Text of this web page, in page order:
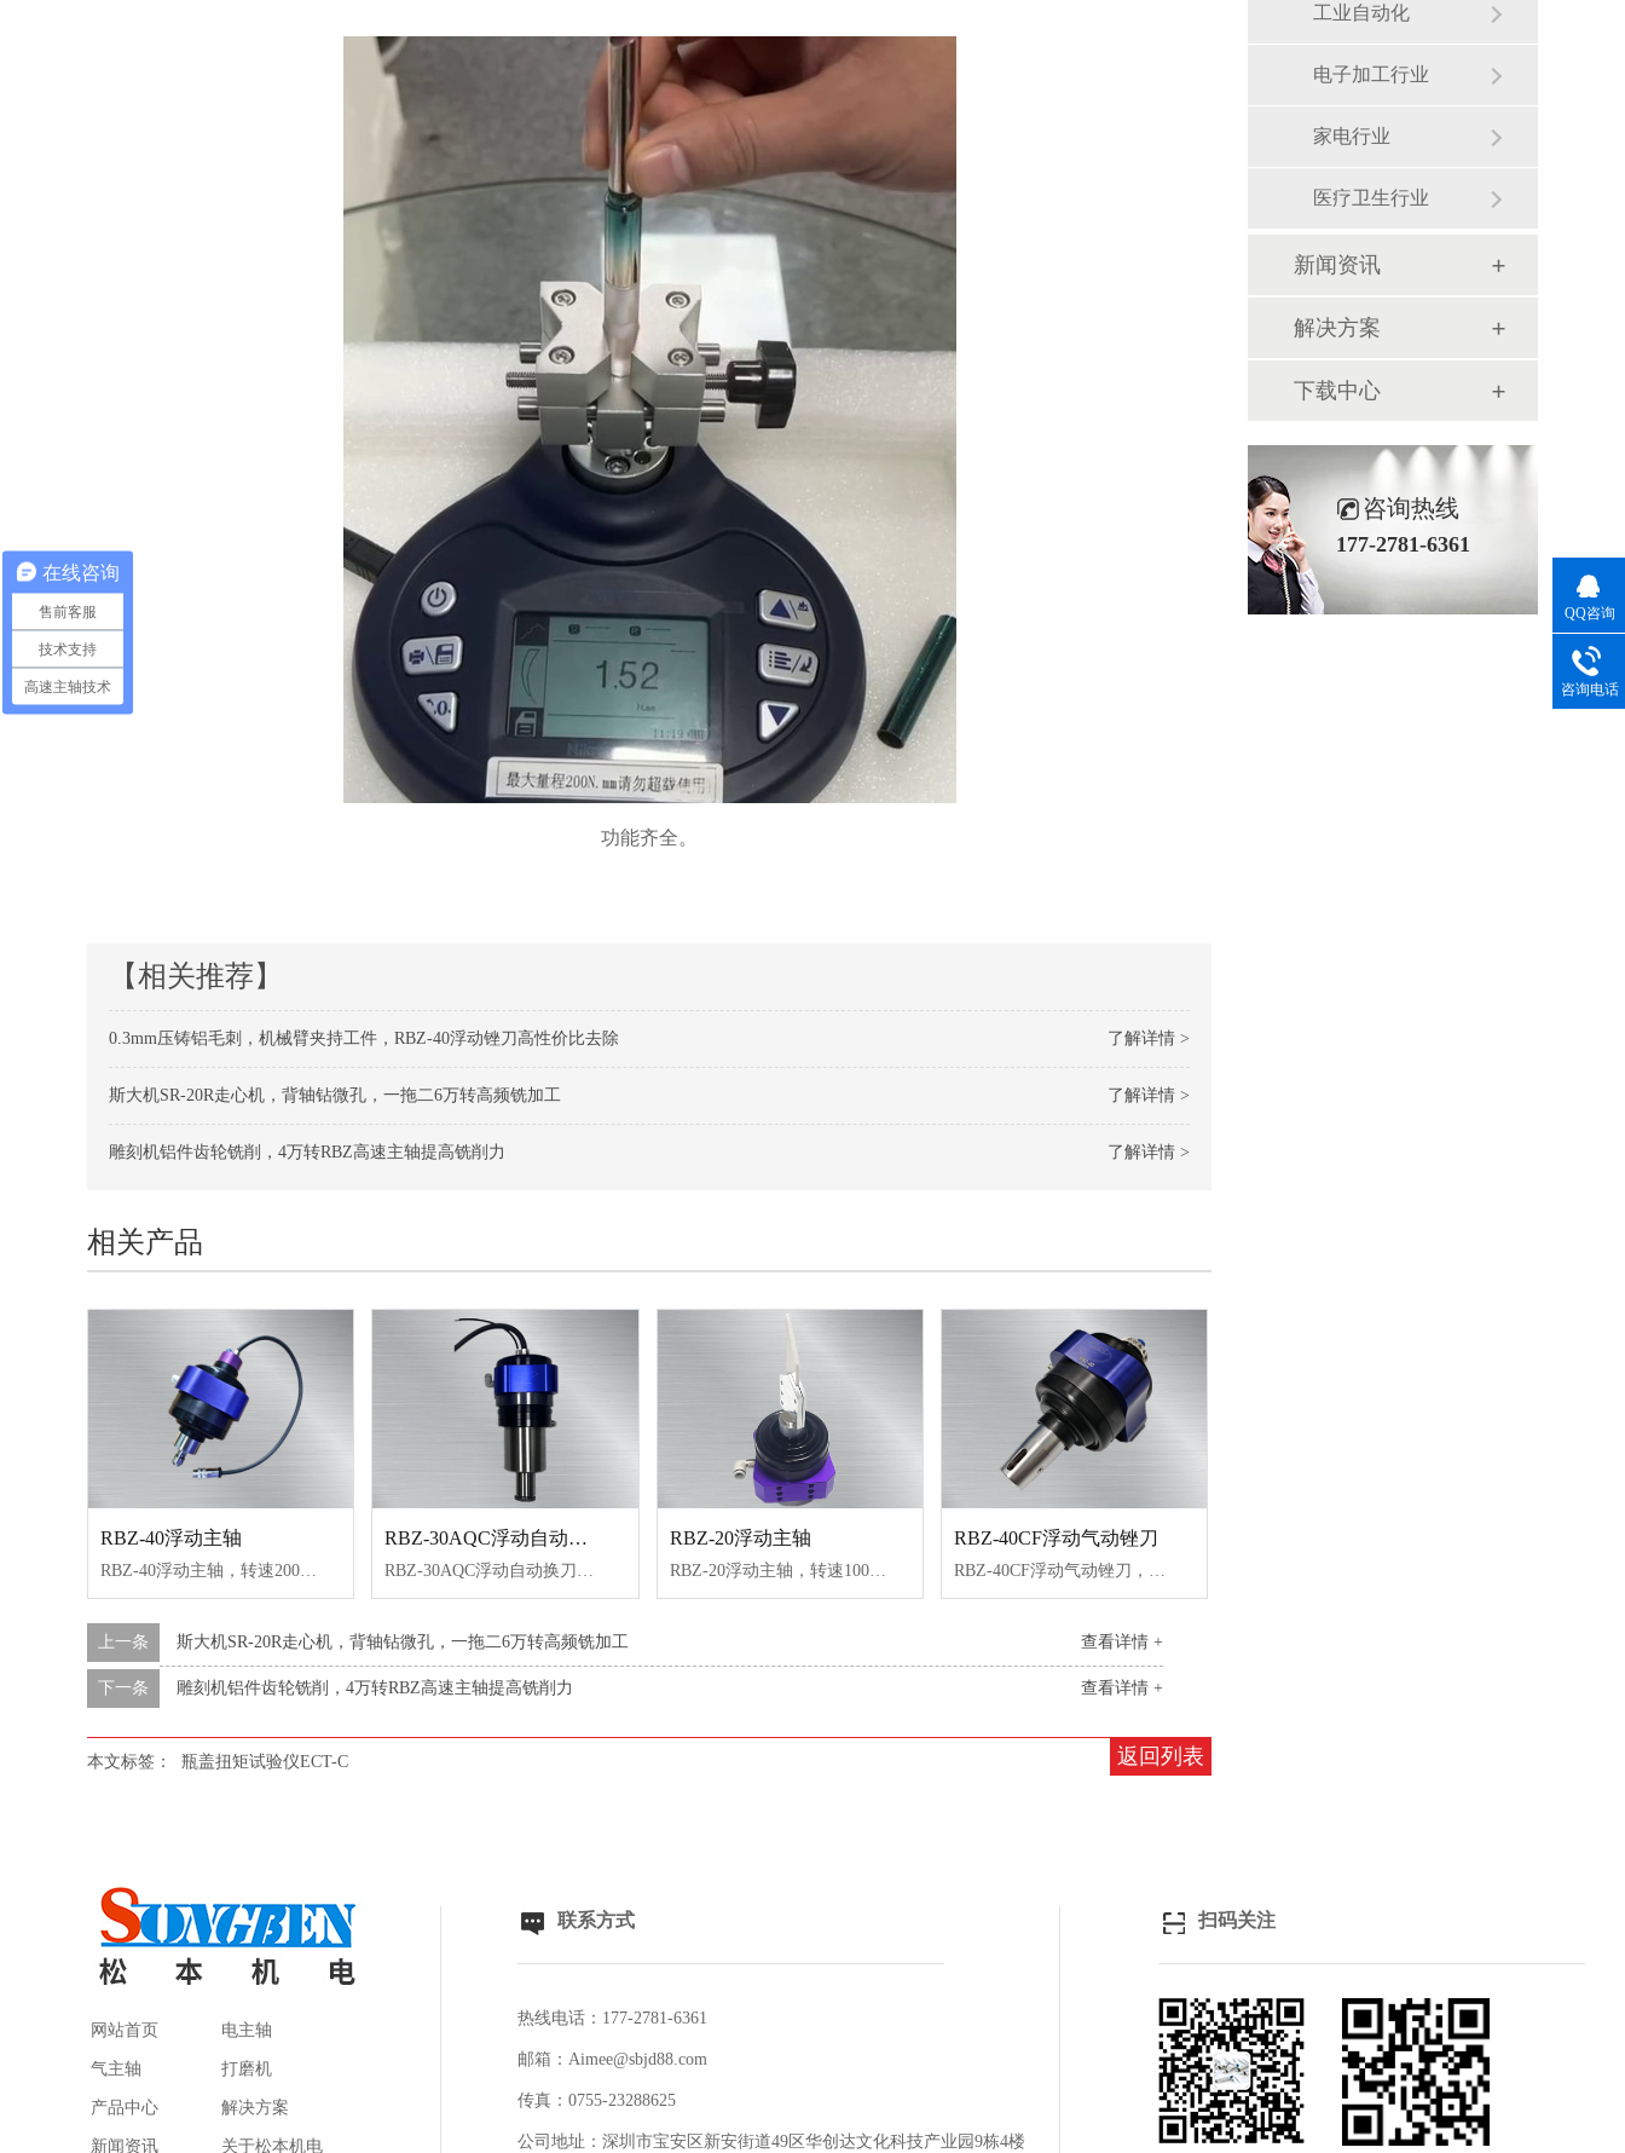
功能齐全。
【相关推荐】
了解详情 >
0.3mm压铸铝毛刺，机械臂夹持工件，RBZ-40浮动锉刀高性价比去除
了解详情 >
斯大机SR-20R走心机，背轴钻微孔，一拖二6万转高频铣加工
了解详情 >
雕刻机铝件齿轮铣削，4万转RBZ高速主轴提高铣削力
相关产品
RBZ-40浮动主轴
RBZ-40浮动主轴，转速20000转/min，扭矩0.6N.M，重量轻，扭矩大，实现径向和轴向双向浮动，回零位精度高，打磨均匀，常去除压铸件、注塑件飞边、合模线，水口、披风、倒角等毛刺，性价比高。
RBZ-30AQC浮动自动换刀主轴
RBZ-30AQC浮动自动换刀主轴，转速30000转/min，扭矩0.18N.M，带自动换刀功能，重量轻，实现径向和轴向双向浮动，回零位精度高，打磨均匀，常去除压铸件、注塑件飞边、合模线，水口、倒角等毛刺，性价比高，节约成本。
RBZ-20浮动主轴
RBZ-20浮动主轴，转速1000-60000转，扭矩0.09N.M，可配电主轴或刮刀，可实现径向和轴向浮动，常去除塑料披风、合模线，热冷砂芯合模线去除，金属件一些毛刺，重量轻，性价比高，常加装机械臂上柔性去毛刺。
RBZ-40CF浮动气动锉刀
RBZ-40CF浮动气动锉刀，往复行程：10mm，震动频率：9000bpm/min，刀柄夹持5mm，实现径向和轴向浮动，去除压铸铝件小毛刺，机加工翻边小毛刺，热砂芯模具合模线去除，重量轻，性价比高。
查看详情 +
上一条 斯大机SR-20R走心机，背轴钻微孔，一拖二6万转高频铣加工
查看详情 +
下一条 雕刻机铝件齿轮铣削，4万转RBZ高速主轴提高铣削力
返回列表
本文标签： 瓶盖扭矩试验仪ECT-C
工业自动化
电子加工行业
家电行业
医疗卫生行业
新闻资讯
解决方案
下载中心
咨询热线
177-2781-6361
网站首页 电主轴
气主轴 打磨机
产品中心 解决方案
新闻资讯 关于松本机电
联系方式
热线电话：177-2781-6361
邮箱：Aimee@sbjd88.com
传真：0755-23288625
公司地址：深圳市宝安区新安街道49区华创达文化科技产业园9栋4楼
扫码关注
QQ咨询
咨询电话
在线咨询
售前客服
技术支持
高速主轴技术